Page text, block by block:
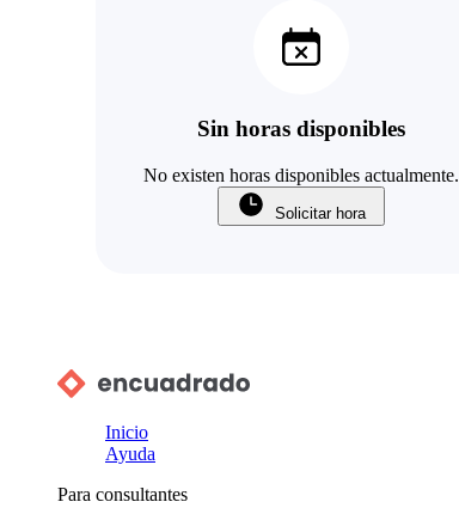
Sin horas disponibles
No existen horas disponibles actualmente.
Solicitar hora
Inicio
Ayuda
Para consultantes